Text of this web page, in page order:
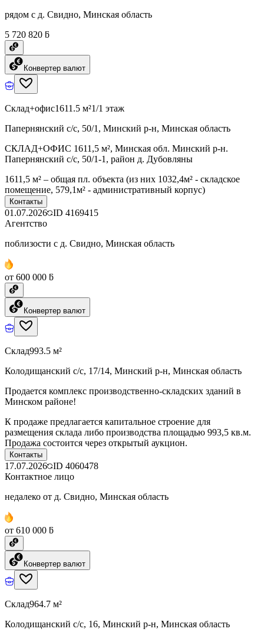
рядом с д. Свидно, Минская область
5 720 820 ƃ
Конвертер валют
Склад+офис1611.5 м²1/1 этаж
Папернянский с/с, 50/1, Минский р-н, Минская область
СКЛАД+ОФИС 1611,5 м², Минская обл. Минский р-н.
Папернянский с/с, 50/1-1, район д. Дубовляны
1611,5 м² – общая пл. объекта (из них 1032,4м² - складское
помещение, 579,1м² - административный корпус)
Контакты
01.07.2026 ID 4169415
Агентство
поблизости с д. Свидно, Минская область
от 600 000 ƃ
Конвертер валют
Склад993.5 м²
Колодищанский с/с, 17/14, Минский р-н, Минская область
Продается комплекс производственно-складских зданий в
Минском районе!
К продаже предлагается капитальное строение для
размещения склада либо производства площадью 993,5 кв.м.
Продажа состоится через открытый аукцион.
Контакты
17.07.2026 ID 4060478
Контактное лицо
недалеко от д. Свидно, Минская область
от 610 000 ƃ
Конвертер валют
Склад964.7 м²
Колодищанский с/с, 16, Минский р-н, Минская область